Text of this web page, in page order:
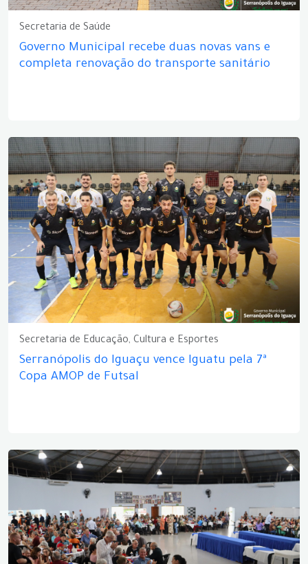
Secretaria de Saúde
Governo Municipal recebe duas novas vans e
completa renovação do transporte sanitário
Secretaria de Educação, Cultura e Esportes
Serranópolis do Iguaçu vence Iguatu pela 7ª
Copa AMOP de Futsal